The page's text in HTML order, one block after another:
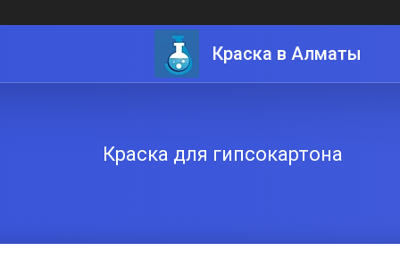
Краска в Алматы
Краска для гипсокартона